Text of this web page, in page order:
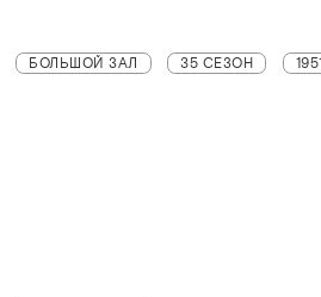
БОЛЬШОЙ ЗАЛ 35 СЕЗОН